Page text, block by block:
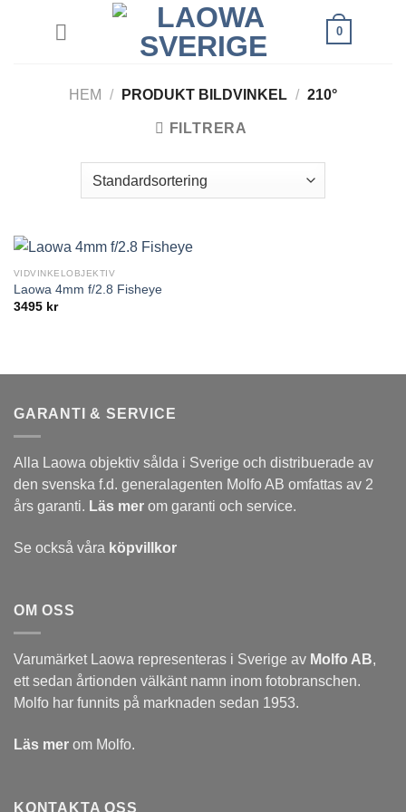
0
HEM / PRODUKT BILDVINKEL / 210°
FILTRERA
VIDVINKELOBJEKTIV
Laowa 4mm f/2.8 Fisheye
3495 kr
GARANTI & SERVICE
Alla Laowa objektiv sålda i Sverige och distribuerade av
den svenska f.d. generalagenten Molfo AB omfattas av 2
års garanti. Läs mer om garanti och service.
Se också våra köpvillkor
OM OSS
Varumärket Laowa representeras i Sverige av Molfo AB,
ett sedan årtionden välkänt namn inom fotobranschen.
Molfo har funnits på marknaden sedan 1953.
Läs mer om Molfo.
KONTAKTA OSS